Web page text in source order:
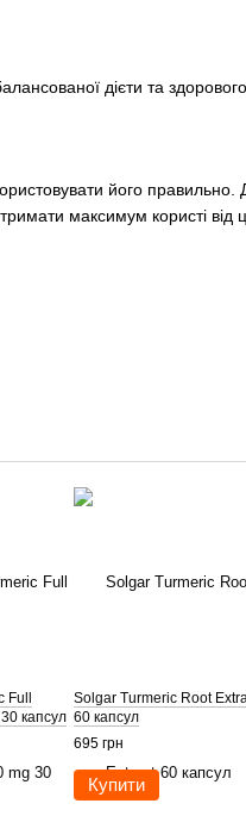
дієти та
його
максимум користі від
капсул
Solgar Turmeric Root
60 капсул
695 грн
Купити